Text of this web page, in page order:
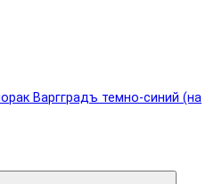
Варгградъ темно-синий (на